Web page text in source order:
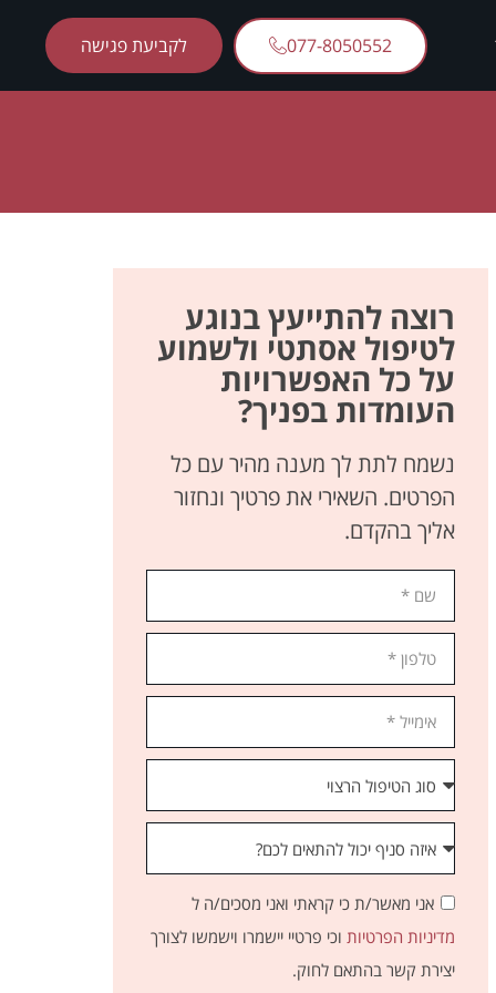
077-8050552 לקביעת פגישה
רוצה להתייעץ בנוגע
לטיפול אסתטי ולשמוע
על כל האפשרויות
העומדות בפניך?
נשמח לתת לך מענה מהיר עם כל
הפרטים. השאירי את פרטיך ונחזור
אליך בהקדם.
אני מאשר/ת כי קראתי ואני מסכים/ה ל
מדיניות הפרטיות וכי פרטיי יישמרו וישמשו לצורך
יצירת קשר בהתאם לחוק.